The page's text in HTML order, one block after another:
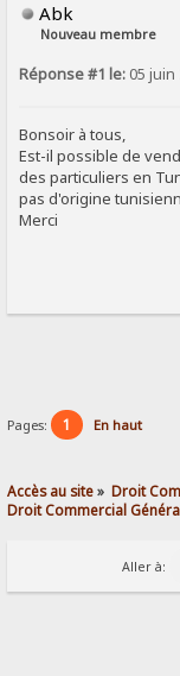
Abk
Nouveau membre
Réponse #1 le: 05 juin
Bonsoir à tous,
Est-il possible de
des particuliers en
pas d'origine
Merci
Pages: 1 En haut
Accès au site» Droit
Droit Commercial
Aller à: